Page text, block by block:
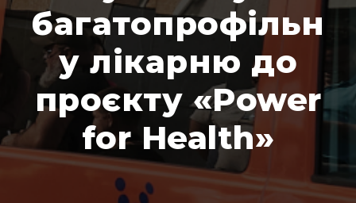
багатопрофільн
у лікарню до
проєкту «Power
for Health»